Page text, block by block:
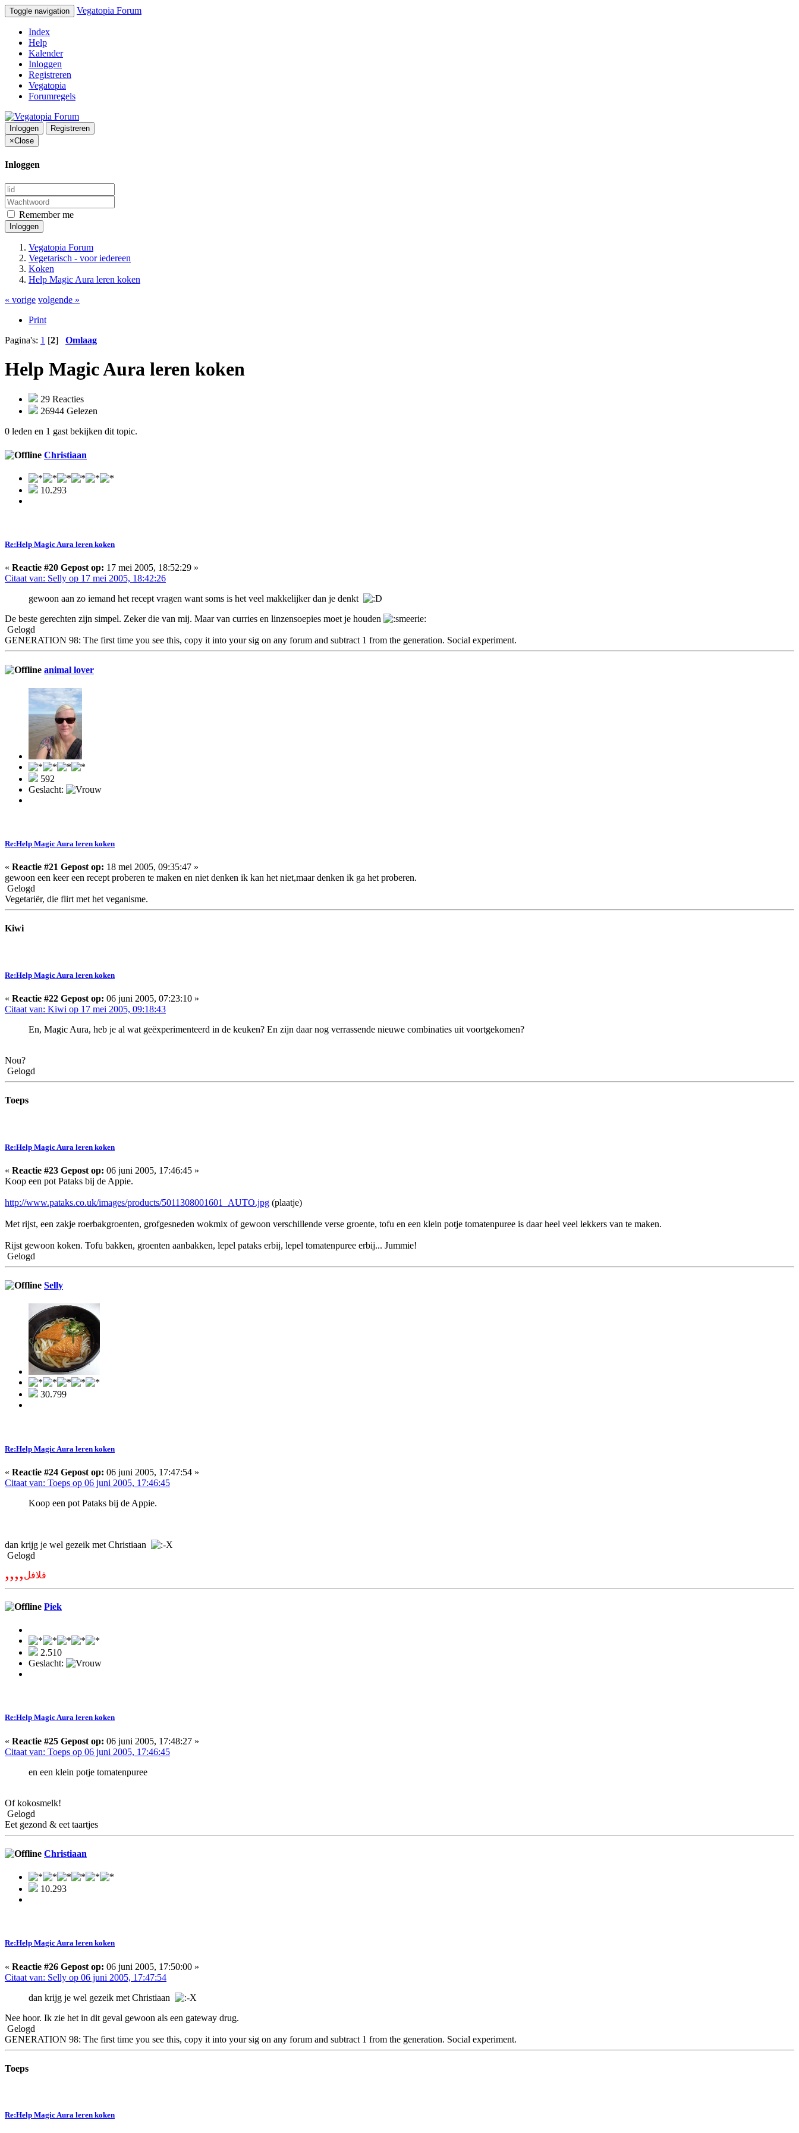
Toggle navigation Vegatopia Forum
Index
Help
Kalender
Inloggen
Registreren
Vegatopia
Forumregels
Inloggen
Registreren
×Close
Inloggen
Remember me
Inloggen
Vegatopia Forum
Vegetarisch - voor iedereen
Koken
Help Magic Aura leren koken
« vorige volgende »
Print
Pagina's: 1 [2] Omlaag
Help Magic Aura leren koken
29 Reacties
26944 Gelezen
0 leden en 1 gast bekijken dit topic.
Christiaan
10.293
Re:Help Magic Aura leren koken
« Reactie #20 Gepost op: 17 mei 2005, 18:52:29 »
Citaat van: Selly op 17 mei 2005, 18:42:26
gewoon aan zo iemand het recept vragen want soms is het veel makkelijker dan je denkt
De beste gerechten zijn simpel. Zeker die van mij. Maar van curries en linzensoepies moet je houden
Gelogd
GENERATION 98: The first time you see this, copy it into your sig on any forum and subtract 1 from the generation. Social experiment.
animal lover
592
Geslacht:
Re:Help Magic Aura leren koken
« Reactie #21 Gepost op: 18 mei 2005, 09:35:47 »
gewoon een keer een recept proberen te maken en niet denken ik kan het niet,maar denken ik ga het proberen.
Gelogd
Vegetariër, die flirt met het veganisme.
Kiwi
Re:Help Magic Aura leren koken
« Reactie #22 Gepost op: 06 juni 2005, 07:23:10 »
Citaat van: Kiwi op 17 mei 2005, 09:18:43
En, Magic Aura, heb je al wat geëxperimenteerd in de keuken? En zijn daar nog verrassende nieuwe combinaties uit voortgekomen?
Nou?
Gelogd
Toeps
Re:Help Magic Aura leren koken
« Reactie #23 Gepost op: 06 juni 2005, 17:46:45 »
Koop een pot Pataks bij de Appie.
http://www.pataks.co.uk/images/products/5011308001601_AUTO.jpg (plaatje)
Met rijst, een zakje roerbakgroenten, grofgesneden wokmix of gewoon verschillende verse groente, tofu en een klein potje tomatenpuree is daar heel veel lekkers van te maken.
Rijst gewoon koken. Tofu bakken, groenten aanbakken, lepel pataks erbij, lepel tomatenpuree erbij... Jummie!
Gelogd
Selly
30.799
Re:Help Magic Aura leren koken
« Reactie #24 Gepost op: 06 juni 2005, 17:47:54 »
Citaat van: Toeps op 06 juni 2005, 17:46:45
Koop een pot Pataks bij de Appie.
dan krijg je wel gezeik met Christiaan
Gelogd
,,,,فلافل
Piek
2.510
Geslacht:
Re:Help Magic Aura leren koken
« Reactie #25 Gepost op: 06 juni 2005, 17:48:27 »
Citaat van: Toeps op 06 juni 2005, 17:46:45
en een klein potje tomatenpuree
Of kokosmelk!
Gelogd
Eet gezond & eet taartjes
Christiaan
10.293
Re:Help Magic Aura leren koken
« Reactie #26 Gepost op: 06 juni 2005, 17:50:00 »
Citaat van: Selly op 06 juni 2005, 17:47:54
dan krijg je wel gezeik met Christiaan
Nee hoor. Ik zie het in dit geval gewoon als een gateway drug.
Gelogd
GENERATION 98: The first time you see this, copy it into your sig on any forum and subtract 1 from the generation. Social experiment.
Toeps
Re:Help Magic Aura leren koken